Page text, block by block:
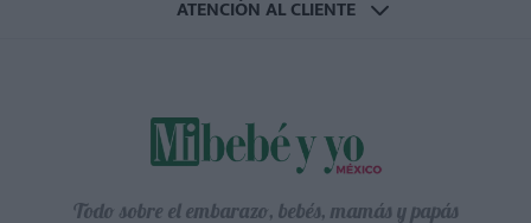
ATENCIÓN AL CLIENTE
Todo sobre el embarazo, bebés, mamás y papás